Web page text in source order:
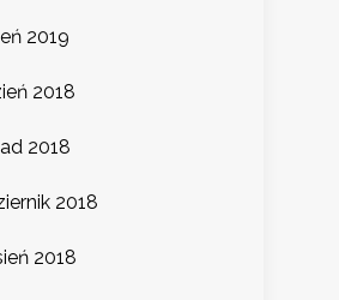
2019
2018
2018
2018
2018